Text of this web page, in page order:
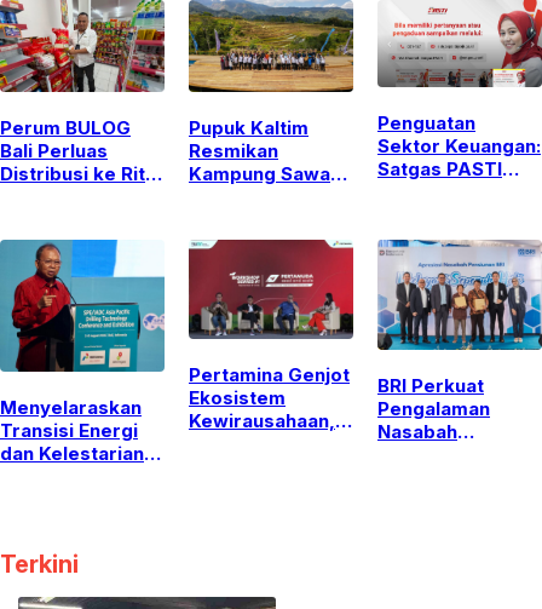
Perum BULOG
Bali Perluas
Distribusi ke Ritel
Pasokan dan
Harga Beras
Pupuk Kaltim
Resmikan
Kampung Sawah
Agrowisata dan
Ketahanan
Pangan di Gowa
Penguatan
Sektor Keuangan:
Satgas PASTI
dan Kejahatan
Finansial Lintas
Yurisdiksi
Menyelaraskan
Transisi Energi
dan Kelestarian
Pertamina Genjot
Ekosistem
Kewirausahaan,
BRI Perkuat
Pengalaman
Nasabah
Terkini